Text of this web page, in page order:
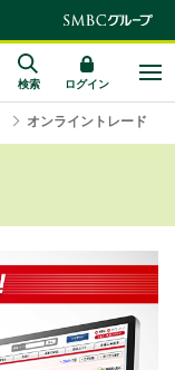
検索 ログイン
オンライントレード